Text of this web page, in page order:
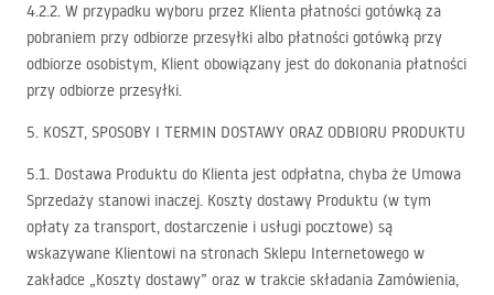
4.2.2. W przypadku wyboru przez Klienta płatności gotówką za
pobraniem przy odbiorze przesyłki albo płatności gotówką przy
odbiorze osobistym, Klient obowiązany jest do dokonania płatności
przy odbiorze przesyłki.
5. KOSZT, SPOSOBY I TERMIN DOSTAWY ORAZ ODBIORU PRODUKTU
5.1. Dostawa Produktu do Klienta jest odpłatna, chyba że Umowa
Sprzedaży stanowi inaczej. Koszty dostawy Produktu (w tym
opłaty za transport, dostarczenie i usługi pocztowe) są
wskazywane Klientowi na stronach Sklepu Internetowego w
zakładce „Koszty dostawy” oraz w trakcie składania Zamówienia,